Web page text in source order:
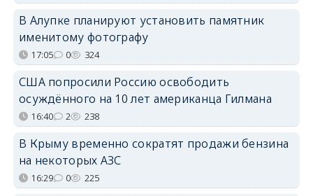
В Алупке планируют установить памятник
именитому фотографу
17:05 0 324
США попросили Россию освободить
осуждённого на 10 лет американца Гилмана
16:40 2 238
В Крыму временно сократят продажи бензина
на некоторых АЗС
16:29 0 225